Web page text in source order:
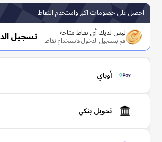
احصل على خصومات اكبر واستخدم النقاط
ليس لديك أي نقاط متاحة
قم بتسجيل الدخول لاستخدام نقاط تسجيل
أوباي
تحويل بنكي